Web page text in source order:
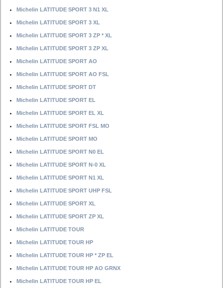
Michelin LATITUDE SPORT 3 N1 XL
Michelin LATITUDE SPORT 3 XL
Michelin LATITUDE SPORT 3 ZP * XL
Michelin LATITUDE SPORT 3 ZP XL
Michelin LATITUDE SPORT AO
Michelin LATITUDE SPORT AO FSL
Michelin LATITUDE SPORT DT
Michelin LATITUDE SPORT EL
Michelin LATITUDE SPORT EL XL
Michelin LATITUDE SPORT FSL MO
Michelin LATITUDE SPORT MO
Michelin LATITUDE SPORT N0 EL
Michelin LATITUDE SPORT N-0 XL
Michelin LATITUDE SPORT N1 XL
Michelin LATITUDE SPORT UHP FSL
Michelin LATITUDE SPORT XL
Michelin LATITUDE SPORT ZP XL
Michelin LATITUDE TOUR
Michelin LATITUDE TOUR HP
Michelin LATITUDE TOUR HP * ZP EL
Michelin LATITUDE TOUR HP AO GRNX
Michelin LATITUDE TOUR HP EL